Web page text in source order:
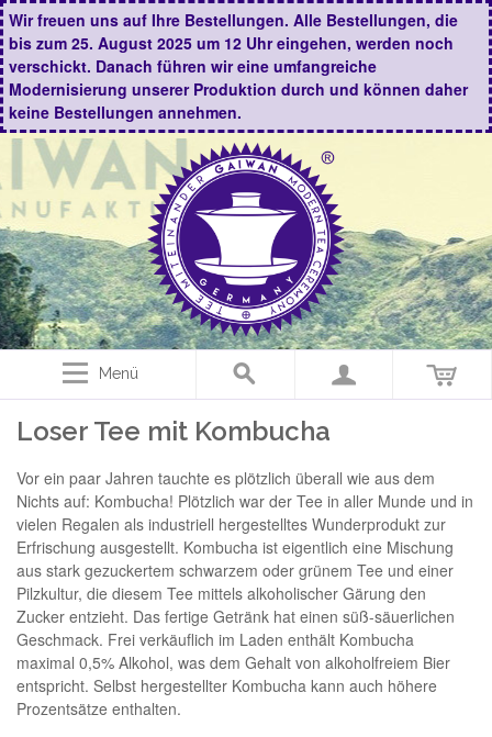
Wir freuen uns auf Ihre Bestellungen. Alle Bestellungen, die
bis zum 25. August 2025 um 12 Uhr eingehen, werden noch
verschickt. Danach führen wir eine umfangreiche
Modernisierung unserer Produktion durch und können daher
keine Bestellungen annehmen.
Menü
Loser Tee mit Kombucha
Vor ein paar Jahren tauchte es plötzlich überall wie aus dem
Nichts auf: Kombucha! Plötzlich war der Tee in aller Munde und in
vielen Regalen als industriell hergestelltes Wunderprodukt zur
Erfrischung ausgestellt. Kombucha ist eigentlich eine Mischung
aus stark gezuckertem schwarzem oder grünem Tee und einer
Pilzkultur, die diesem Tee mittels alkoholischer Gärung den
Zucker entzieht. Das fertige Getränk hat einen süß-säuerlichen
Geschmack. Frei verkäuflich im Laden enthält Kombucha
maximal 0,5% Alkohol, was dem Gehalt von alkoholfreiem Bier
entspricht. Selbst hergestellter Kombucha kann auch höhere
Prozentsätze enthalten.